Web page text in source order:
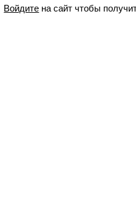
Войдите на сайт чтобы